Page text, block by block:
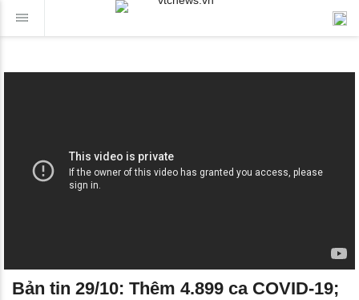
Bản tin 29/10: Thêm 4.899 ca COVID-19;